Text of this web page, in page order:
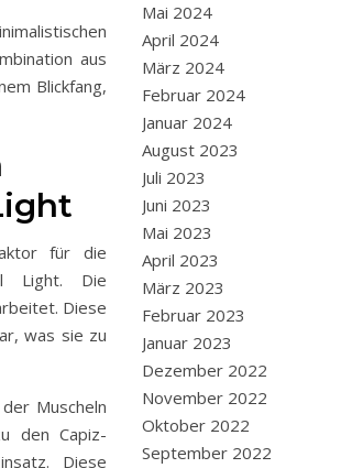
aus
Blickfang,
für die
Light. Die
Diese
was sie zu
Muscheln
den Capiz-
Diese
Mai 2024
April 2024
März 2024
Februar 2024
Januar 2024
August 2023
Juli 2023
Juni 2023
Mai 2023
April 2023
März 2023
Februar 2023
Januar 2023
Dezember 2022
November 2022
Oktober 2022
September 2022